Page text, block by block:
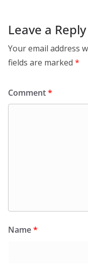
Leave a Reply
Your email address
fields are marked *
Comment*
Name*